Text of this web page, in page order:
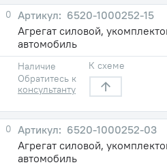
0
6520-1000252-15
Агрегат силовой,
автомобиль
Наличие
Обратитесь к
консультанту
К схеме
0
6520-1000252-03
Агрегат силовой,
автомобиль